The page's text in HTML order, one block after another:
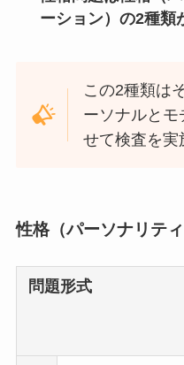
ーション）の2種類
この2種類は
ーソナルとモ
せて検査を実
性格（パーソナリティ
問題形式